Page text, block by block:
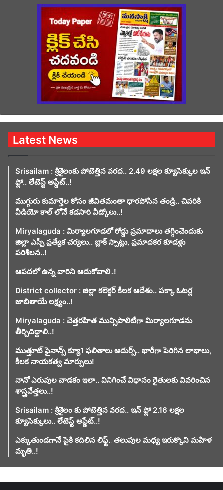
Latest News
Srisailam : శ్రీశైలంకు పోటెత్తిన వరద.. 2.49 లక్షల క్యూసెక్కుల ఇన్
ఫ్లో.. లేటెస్ట్ అప్డేట్..!
ముగ్గురు కుమార్తెల కోసం జీవితమంతా ధారపోసిన తండ్రి.. చివరికి
వీడియో కాల్ లోనే కడసారి వీడ్కోలు..!
Miryalaguda : మిర్యాలగూడలో రోడ్డు ప్రమాదాలు తగ్గించెందుకు
జిల్లా ఎస్పీ ప్రత్యేక చర్యలు.. బ్లాక్ స్పాట్లు, ప్రమాదకర కూడళ్లు
పరిశీలన..!
ఆపదలో ఉన్న వారిని ఆదుకోవాలి..!
District collector : జిల్లా కలెక్టర్ కీలక ఆదేశం.. పక్కా ఓటర్ల
జాబితాయే లక్ష్యం..!
Miryalaguda : చెత్తరహిత మున్సిపాలిటీగా మిర్యాలగూడను
తీర్చిదిద్దాలి..!
ముత్తూట్ ఫైనాన్స్ క్యూ1 ఫలితాలు అదుర్స్.. భారీగా పెరిగిన లాభాలు,
కీలక నాయకత్వ మార్పులు!
నానో ఎరువుల వాడకం ఇలా.. వినిగించే విధానం రైతులకు వివరించిన
శాస్త్రవేత్తలు..!
Srisailam : శ్రీశైలం కు పోటెత్తిన వరద.. ఇన్ ఫ్లో 2.16 లక్షల
క్యూసెక్కులు.. లేటెస్ట్ అప్డేట్..!
ఎక్కుతుండగానే పైకి కదిలిన లిఫ్ట్‌.. తలుపుల మధ్య ఇరుక్కొని మహిళ
మృతి..!